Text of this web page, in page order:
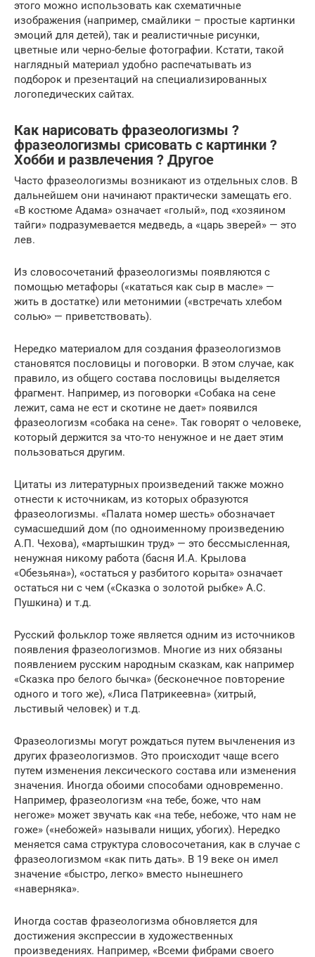
этого можно использовать как схематичные
изображения (например, смайлики – простые картинки
эмоций для детей), так и реалистичные рисунки,
цветные или черно-белые фотографии. Кстати, такой
наглядный материал удобно распечатывать из
подборок и презентаций на специализированных
логопедических сайтах.
Как нарисовать фразеологизмы ?
фразеологизмы срисовать с картинки ?
Хобби и развлечения ? Другое
Часто фразеологизмы возникают из отдельных слов. В
дальнейшем они начинают практически замещать его.
«В костюме Адама» означает «голый», под «хозяином
тайги» подразумевается медведь, а «царь зверей» — это
лев.
Из словосочетаний фразеологизмы появляются с
помощью метафоры («кататься как сыр в масле» —
жить в достатке) или метонимии («встречать хлебом
солью» — приветствовать).
Нередко материалом для создания фразеологизмов
становятся пословицы и поговорки. В этом случае, как
правило, из общего состава пословицы выделяется
фрагмент. Например, из поговорки «Собака на сене
лежит, сама не ест и скотине не дает» появился
фразеологизм «собака на сене». Так говорят о человеке,
который держится за что-то ненужное и не дает этим
пользоваться другим.
Цитаты из литературных произведений также можно
отнести к источникам, из которых образуются
фразеологизмы. «Палата номер шесть» обозначает
сумасшедший дом (по одноименному произведению
А.П. Чехова), «мартышкин труд» — это бессмысленная,
ненужная никому работа (басня И.А. Крылова
«Обезьяна»), «остаться у разбитого корыта» означает
остаться ни с чем («Сказка о золотой рыбке» А.С.
Пушкина) и т.д.
Русский фольклор тоже является одним из источников
появления фразеологизмов. Многие из них обязаны
появлением русским народным сказкам, как например
«Сказка про белого бычка» (бесконечное повторение
одного и того же), «Лиса Патрикеевна» (хитрый,
льстивый человек) и т.д.
Фразеологизмы могут рождаться путем вычленения из
других фразеологизмов. Это происходит чаще всего
путем изменения лексического состава или изменения
значения. Иногда обоими способами одновременно.
Например, фразеологизм «на тебе, боже, что нам
негоже» может звучать как «на тебе, небоже, что нам не
гоже» («небожей» называли нищих, убогих). Нередко
меняется сама структура словосочетания, как в случае с
фразеологизмом «как пить дать». В 19 веке он имел
значение «быстро, легко» вместо нынешнего
«наверняка».
Иногда состав фразеологизма обновляется для
достижения экспрессии в художественных
произведениях. Например, «Всеми фибрами своего